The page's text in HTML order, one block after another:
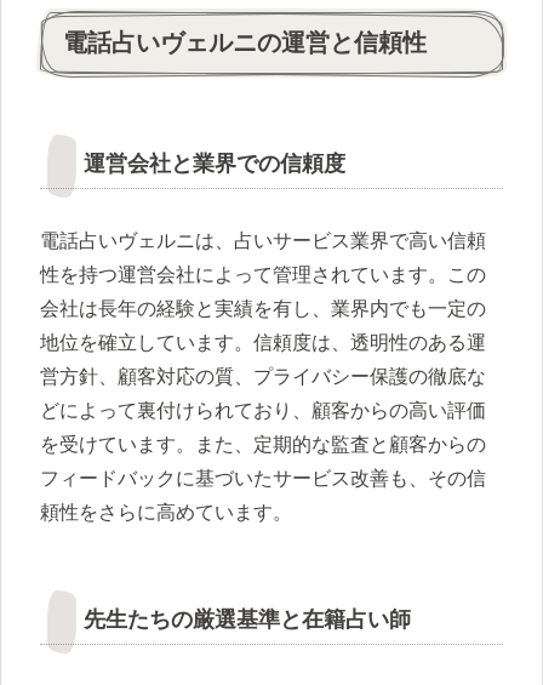
電話占いヴェルニの運営と信頼性
運営会社と業界での信頼度
電話占いヴェルニは、占いサービス業界で高い信頼
性を持つ運営会社によって管理されています。この
会社は長年の経験と実績を有し、業界内でも一定の
地位を確立しています。信頼度は、透明性のある運
営方針、顧客対応の質、プライバシー保護の徹底な
どによって裏付けられており、顧客からの高い評価
を受けています。また、定期的な監査と顧客からの
フィードバックに基づいたサービス改善も、その信
頼性をさらに高めています。
先生たちの厳選基準と在籍占い師